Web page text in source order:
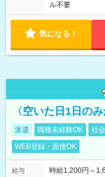
ル不要
気になる！
〈空いた日1日の
派遣 職種未経験OK 社
WEB登録・面接OK
給与 時給1,200円～